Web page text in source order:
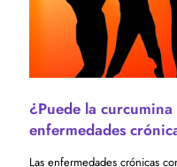
¿Puede la
enfermedades
Las enfermedades crónicas